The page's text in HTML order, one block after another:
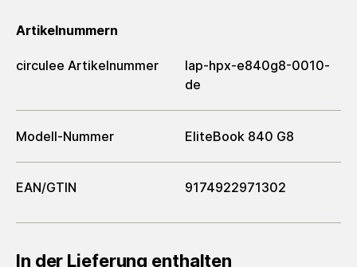
Artikelnummern
circulee Artikelnummer
lap-hpx-e840g8-0010-
de
Modell-Nummer EliteBook 840 G8
EAN/GTIN 9174922971302
In der Lieferung enthalten